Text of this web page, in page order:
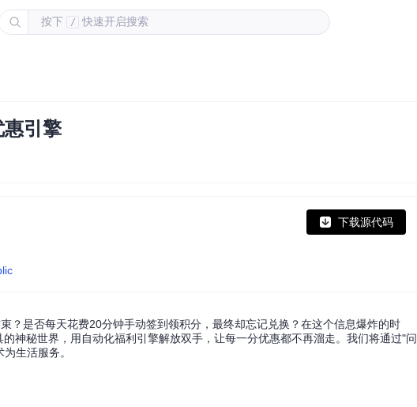
按下 / 快速开启搜索
引擎
下载源代码
？是否每天花费20分钟手动签到领积分，最终却忘记兑换？在这个信息爆炸的时
神秘世界，用自动化福利引擎解放双手，让每一分优惠都不再溜走。我们将通过"问
生活服务。